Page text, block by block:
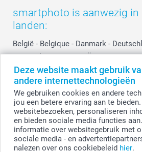
Deze website maakt gebruik
andere internettechnologieën
We gebruiken cookies en andere
jou een betere ervaring aan te
websitebezoeken, personaliseren
en bieden sociale media functies
informatie over websitegebruik met
sociale media - en
nalezen over ons cookiebeleid hier.
Privacy
Cookiebeleid
Reviews
Prijslijst
Investor Relations
smartbonus
smartfriends
service@smartphoto.nl
Affiliate partnerprogramma
Partnerships
Influencer partnerprogramma
Moederdag
Vaderdag
Huwelijk
smartphoto is aanwezig in
landen:
België - Belgique - Danmark -
- Nederland - Norge - Österreich -
Switzerland - Suomi - Sverige - United
Other Countries
Alle prijzen zijn in EURO (€) inclusief BTW